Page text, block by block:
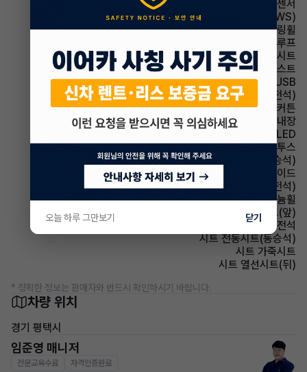
주차보조 후방감지센서
주행안전 차선이탈경보(LDWS)
스티어링휠 가죽스티어링휠
썬루프 파노라마썬루프
시트 안마시트
헤드램프 하이빔 어시스트
유무선단자 USB
시트 통풍시트(운전석)
에어백 커튼
룸미러 하이패스 내장
헤드램프 LED
유무선단자 블루투스
시트 통풍시트(동승석)
에어백 사이드
시트 전동시트(운전석)
휠타이어 알루미늄휠
시트 열선시트(앞)
에어백 운전석
시트 전동시트(동승석)
시트 가죽시트
시트 열선시트(뒤)
* 정확한 정보는 판매자와 반드시 확인하시기 바랍니다.
차량 위치
경기 평택시
임준영 매니저
전문교육수료 자격인증완료
오늘 하루 그만보기 닫기